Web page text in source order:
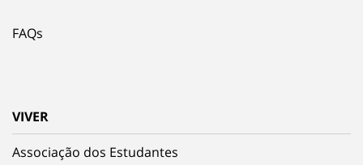
FAQs
VIVER
Associação dos Estudantes